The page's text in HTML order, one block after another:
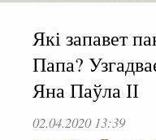
Які запавет
Папа?
Яна Паўла ІІ
02.04.2020 13:39